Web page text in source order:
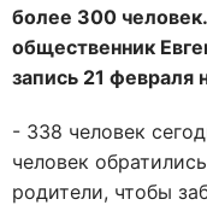
более 300
общественник
запись 21 февраля
- 338 человек
человек
родители, чтобы